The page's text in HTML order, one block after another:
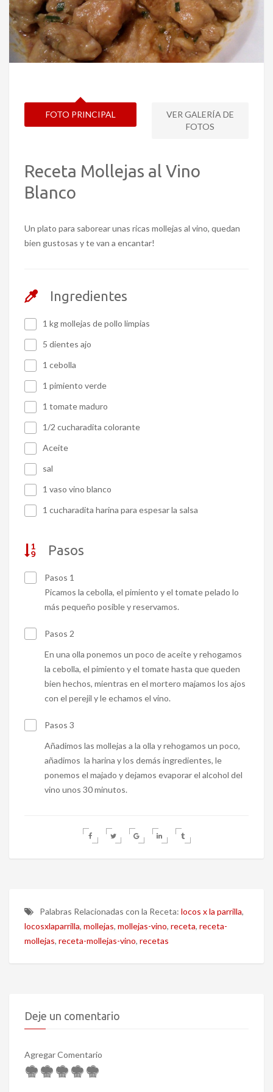
FOTO PRINCIPAL
VER GALERÍA DE
FOTOS
Receta Mollejas al Vino
Blanco
Un plato para saborear unas ricas mollejas al vino, quedan
bien gustosas y te van a encantar!
Ingredientes
1 kg mollejas de pollo limpias
5 dientes ajo
1 cebolla
1 pimiento verde
1 tomate maduro
1/2 cucharadita colorante
Aceite
sal
1 vaso vino blanco
1 cucharadita harina para espesar la salsa
Pasos
Pasos 1
Picamos la cebolla, el pimiento y el tomate pelado lo
más pequeño posible y reservamos.
Pasos 2
En una olla ponemos un poco de aceite y rehogamos
la cebolla, el pimiento y el tomate hasta que queden
bien hechos, mientras en el mortero majamos los ajos
con el perejil y le echamos el vino.
Pasos 3
Añadimos las mollejas a la olla y rehogamos un poco,
añadimos la harina y los demás ingredientes, le
ponemos el majado y dejamos evaporar el alcohol del
vino unos 30 minutos.
Palabras Relacionadas con la Receta: locos x la parrilla,
locosxlaparrilla, mollejas, mollejas-vino, receta, receta-
mollejas, receta-mollejas-vino, recetas
Deje un comentario
Agregar Comentario